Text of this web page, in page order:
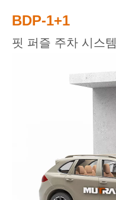
BDP-1+1
핏 퍼즐 주차 시스템